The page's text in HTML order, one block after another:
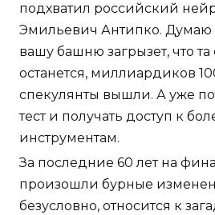
подхватил российский
Эмильевич Антипко. Думаю
вашу башню загрызет, что
останется, миллиардиков
спекулянты вышли. А уже
тест и получать доступ к
инструментам.
За последние 60 лет на
произошли бурные
безусловно, относится к